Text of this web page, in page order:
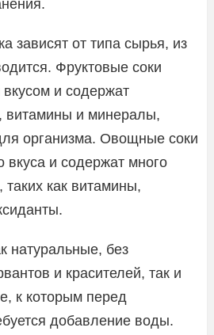
зависят от типа сырья, из
Фруктовые соки
и содержат
витамины и минералы,
организма. Овощные соки
вкуса и содержат много
как витамины,
натуральные, без
и красителей, так и
к которым перед
добавление воды.